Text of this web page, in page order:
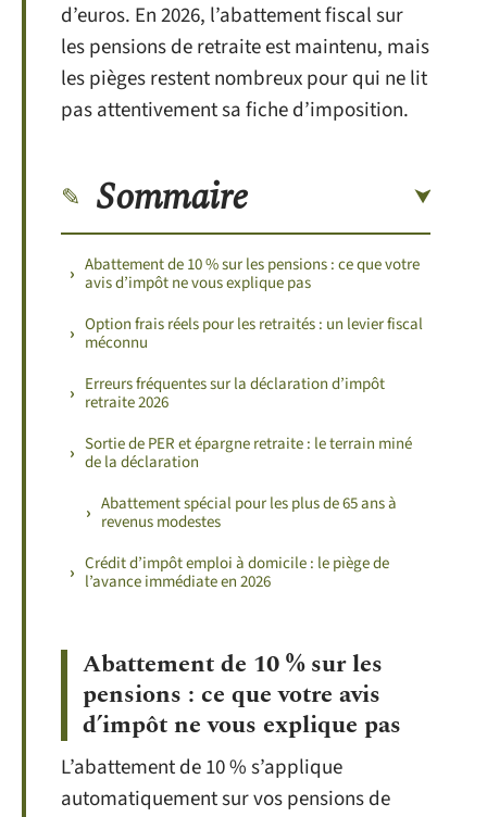
d’euros. En 2026, l’abattement fiscal sur
les pensions de retraite est maintenu, mais
les pièges restent nombreux pour qui ne lit
pas attentivement sa fiche d’imposition.
Sommaire
Abattement de 10 % sur les pensions : ce que votre
avis d’impôt ne vous explique pas
Option frais réels pour les retraités : un levier fiscal
méconnu
Erreurs fréquentes sur la déclaration d’impôt
retraite 2026
Sortie de PER et épargne retraite : le terrain miné
de la déclaration
Abattement spécial pour les plus de 65 ans à
revenus modestes
Crédit d’impôt emploi à domicile : le piège de
l’avance immédiate en 2026
Abattement de 10 % sur les
pensions : ce que votre avis
d’impôt ne vous explique pas
L’abattement de 10 % s’applique
automatiquement sur vos pensions de